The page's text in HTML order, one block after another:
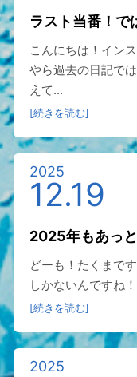
ラスト当番！で
こんにちは！イン
やら過去の日記で
えて...
[続きを読む]
2025
12.19
2025年もあっ
どーも！たくまで
しかないんですね
[続きを読む]
2025